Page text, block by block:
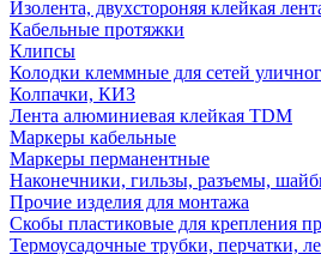
Изолента, двухстороняя клейкая
Кабельные протяжки
Клипсы
Колодки клеммные для сетей
Колпачки, КИЗ
Лента алюминиевая клейкая TDM
Маркеры кабельные
Маркеры перманентные
Наконечники, гильзы, разъемы,
Прочие изделия для монтажа
Скобы пластиковые для крепления
Термоусадочные трубки, перчатки,